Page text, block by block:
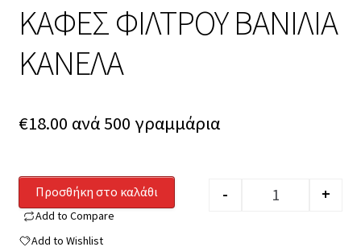
ΚΑΦΕΣ ΦΙΛΤΡΟΥ ΒΑΝΙΛΙΑ
ΚΑΝΕΛΑ
€18.00 ανά 500 γραμμάρια
Quantity
- +
Προσθήκη στο καλάθι
Add to Compare
Add to Wishlist